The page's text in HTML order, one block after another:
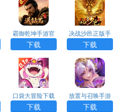
霸御乾坤手游官
方版
下载
决战沙邑正版手
游
下载
口袋大冒险下载
福利版
下载
放置与召唤手游
免费版
下载